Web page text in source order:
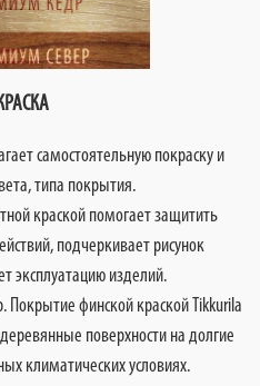
самостоятельную покраску и
типа покрытия.
краской помогает защитить
подчеркивает рисунок
эксплуатацию изделий.
финской краской Tikkurila
поверхности на долгие
климатических условиях.